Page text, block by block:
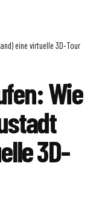
eine virtuelle 3D-Tour
Wie
3D-